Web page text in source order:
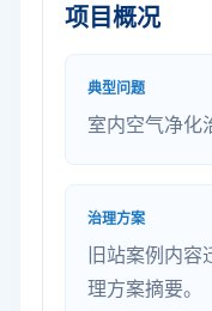
项目概况
典型问题
室内空气净化
治理方案
旧站案例内
理方案摘要。